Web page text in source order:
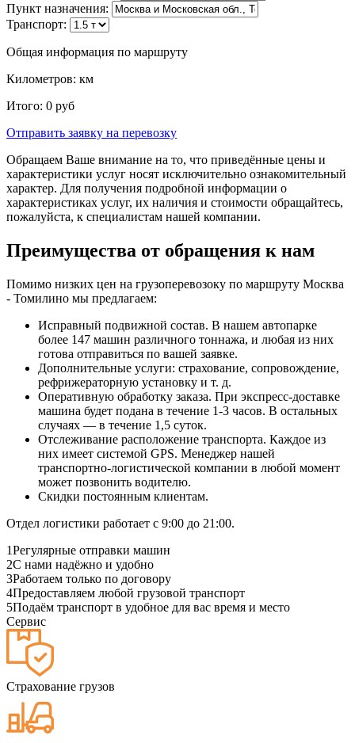
Пункт назначения:
Транспорт:
Общая информация по маршруту
Километров: км
Итого: 0 руб
Отправить заявку на перевозку
Обращаем Ваше внимание на то, что приведённые цены и
характеристики услуг носят исключительно ознакомительный
характер. Для получения подробной информации о
характеристиках услуг, их наличия и стоимости обращайтесь,
пожалуйста, к специалистам нашей компании.
Преимущества от обращения к нам
Помимо низких цен на грузоперевозоку по маршруту Москва
- Томилино мы предлагаем:
Исправный подвижной состав. В нашем автопарке
более 147 машин различного тоннажа, и любая из них
готова отправиться по вашей заявке.
Дополнительные услуги: страхование, сопровождение,
рефрижераторную установку и т. д.
Оперативную обработку заказа. При экспресс-доставке
машина будет подана в течение 1-3 часов. В остальных
случаях — в течение 1,5 суток.
Отслеживание расположение транспорта. Каждое из
них имеет системой GPS. Менеджер нашей
транспортно-логистической компании в любой момент
может позвонить водителю.
Скидки постоянным клиентам.
Отдел логистики работает с 9:00 до 21:00.
1Регулярные отправки машин
2С нами надёжно и удобно
3Работаем только по договору
4Предоставляем любой грузовой транспорт
5Подаём транспорт в удобное для вас время и место
Сервис
Страхование грузов